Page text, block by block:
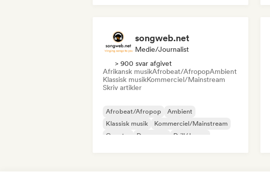
songweb.net
Medie/journalist
> 900 svar afgivet
Afrikansk musikAfrobeat/AfropopAmbient
Klassisk musikKommerciel/Mainstream
Skriv artikler
Afrobeat/Afropop
Ambient
Klassisk musik
Kommerciel/Mainstream
Country
Dancepop
Drill/Jersey